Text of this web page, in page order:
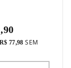
R$ 77,98 SEM